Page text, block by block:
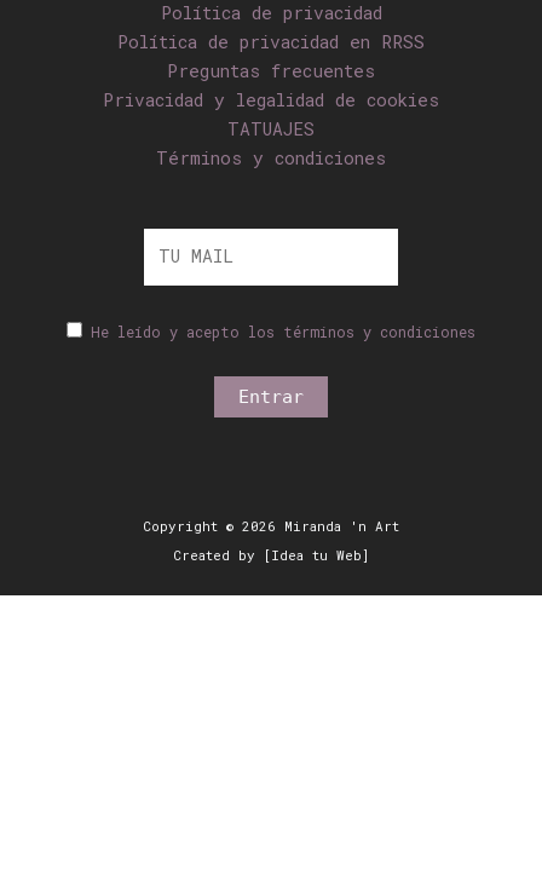
Política de privacidad
Política de privacidad en RRSS
Preguntas frecuentes
Privacidad y legalidad de cookies
TATUAJES
Términos y condiciones
He leído y acepto los términos y condiciones
Copyright © 2026 Miranda 'n Art
Created by [Idea tu Web]